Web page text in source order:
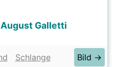
Galletti
Schlange Bild →